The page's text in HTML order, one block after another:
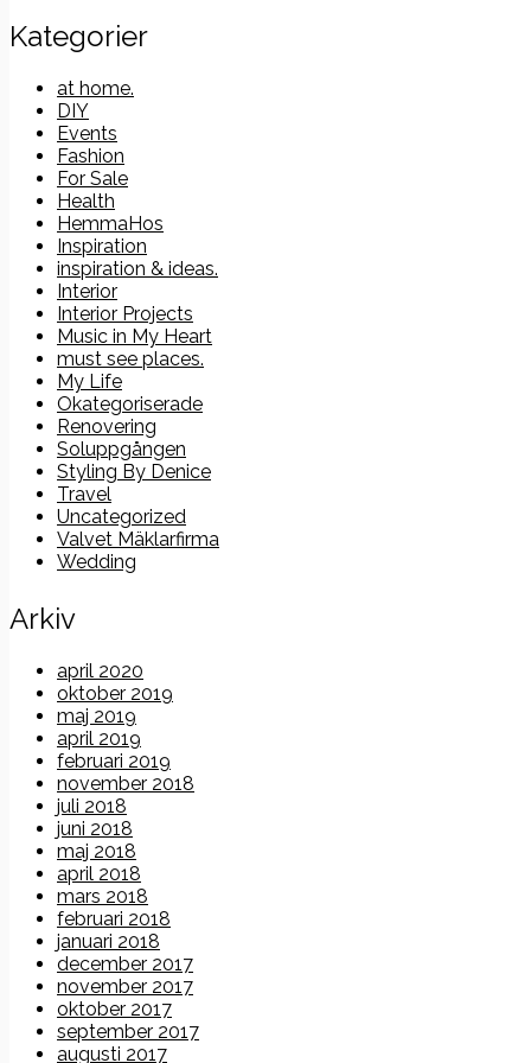
Kategorier
at home.
DIY
Events
Fashion
For Sale
Health
HemmaHos
Inspiration
inspiration & ideas.
Interior
Interior Projects
Music in My Heart
must see places.
My Life
Okategoriserade
Renovering
Soluppgången
Styling By Denice
Travel
Uncategorized
Valvet Mäklarfirma
Wedding
Arkiv
april 2020
oktober 2019
maj 2019
april 2019
februari 2019
november 2018
juli 2018
juni 2018
maj 2018
april 2018
mars 2018
februari 2018
januari 2018
december 2017
november 2017
oktober 2017
september 2017
augusti 2017